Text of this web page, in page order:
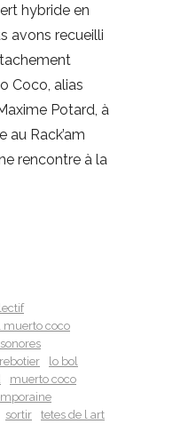
hybride en
avons recueilli
Coco, alias
Potard, à
au Rack’am
rencontre à la
muerto coco
lo bol
muerto coco
sortir
tetes de l art